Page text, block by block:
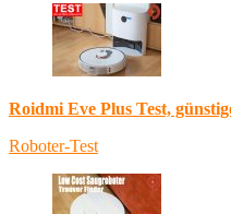
Roidmi Eve Plus Test,
Roboter-Test